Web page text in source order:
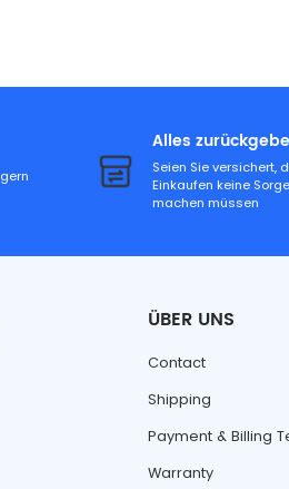
Alles
Seien Sie versichert,
Einkaufen keine
machen müssen
ÜBER UNS
Contact
Shipping
Payment & Billing
Warranty